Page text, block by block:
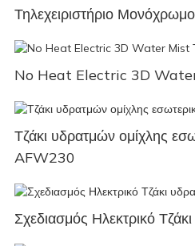
Τηλεχειριστήριο
No Heat Electric 3D
Τζάκι υδρατμών ομίχλης
AFW230
Σχεδιασμός Ηλεκτρικό